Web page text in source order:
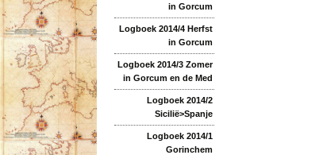
in Gorcum
Logboek 2014/4 Herfst
in Gorcum
Logboek 2014/3 Zomer
in Gorcum en de Med
Logboek 2014/2
Sicilië>Spanje
Logboek 2014/1
Gorinchem